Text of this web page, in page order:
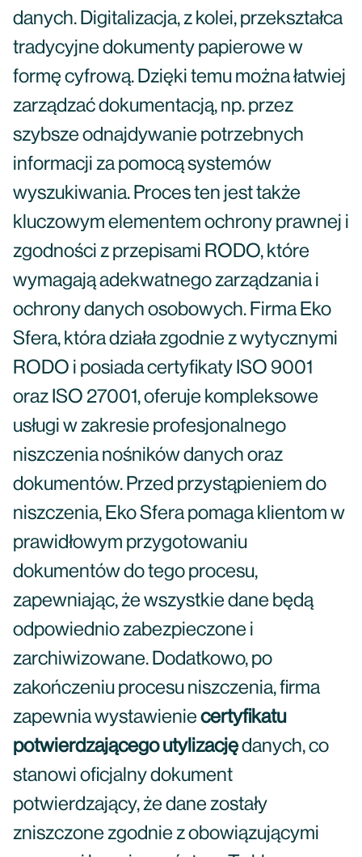
danych. Digitalizacja, z kolei, przekształca
tradycyjne dokumenty papierowe w
formę cyfrową. Dzięki temu można łatwiej
zarządzać dokumentacją, np. przez
szybsze odnajdywanie potrzebnych
informacji za pomocą systemów
wyszukiwania. Proces ten jest także
kluczowym elementem ochrony prawnej i
zgodności z przepisami RODO, które
wymagają adekwatnego zarządzania i
ochrony danych osobowych. Firma Eko
Sfera, która działa zgodnie z wytycznymi
RODO i posiada certyfikaty ISO 9001
oraz ISO 27001, oferuje kompleksowe
usługi w zakresie profesjonalnego
niszczenia nośników danych oraz
dokumentów. Przed przystąpieniem do
niszczenia, Eko Sfera pomaga klientom w
prawidłowym przygotowaniu
dokumentów do tego procesu,
zapewniając, że wszystkie dane będą
odpowiednio zabezpieczone i
zarchiwizowane. Dodatkowo, po
zakończeniu procesu niszczenia, firma
zapewnia wystawieniecertyfikatu
potwierdzającego utylizacjędanych, co
stanowi oficjalny dokument
potwierdzający, że dane zostały
zniszczone zgodnie z obowiązującymi